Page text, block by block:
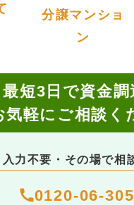
分譲マンショ
ン
最短3日で資金調
気軽にご相談く
入力不要・その場で相
0120-06-